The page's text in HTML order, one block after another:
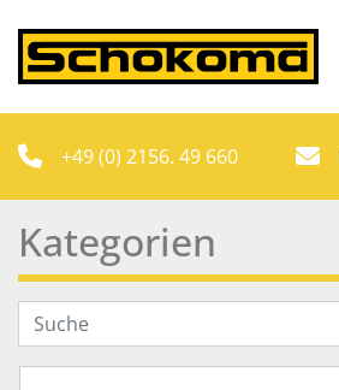
+49 (0) 2156. 49 660
Kategorien